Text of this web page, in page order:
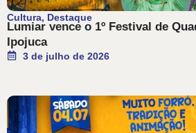
Cultura, Destaque
Lumiar vence o 1º Festival de
Ipojuca
3 de julho de 2026